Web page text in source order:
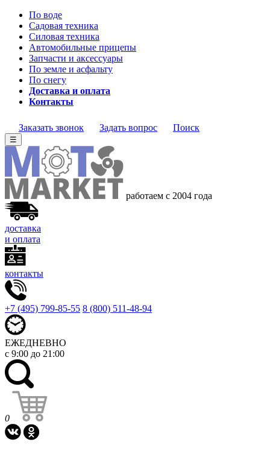
По воде
Садовая техника
Силовая техника
Автомобильные прицепы
Запчасти и аксессуары
По земле и асфальту
По снегу
Доставка и оплата
Контакты
Заказать звонок Задать вопрос Поиск
☰
работаем с 2004 года
доставка
и оплата
контакты
+7 (495) 799-85-55 8 (800) 511-48-94
ЕЖЕДНЕВНО
с 9:00 до 21:00
0